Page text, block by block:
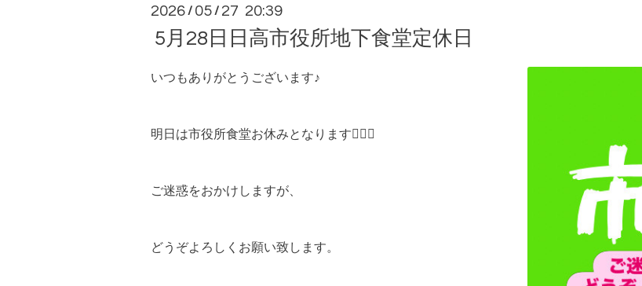
2026 / 05 / 27 20:39
5月28日日高市役所地下食堂定休日
いつもありがとうございます♪
明日は市役所食堂お休みとなります🙇🏻‍♀️
ご迷惑をおかけしますが、
どうぞよろしくお願い致します。